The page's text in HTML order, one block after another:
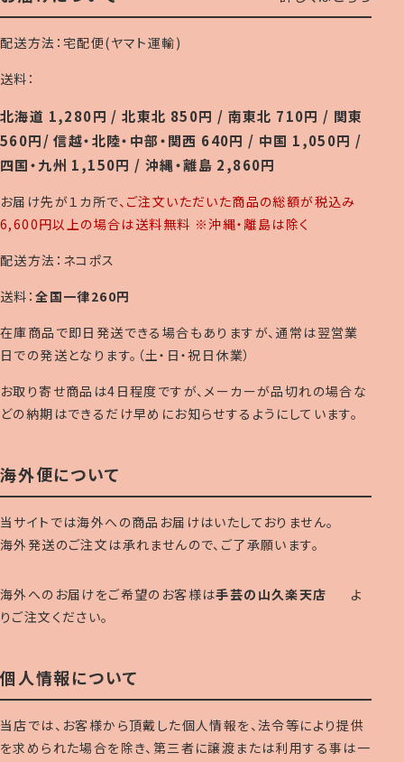
配送方法：宅配便(ヤマト運輸)
送料：
北海道 1,280円 / 北東北 850円 / 南東北 710円 / 関東
560円/ 信越・北陸・中部・関西 640円 / 中国 1,050円 /
四国・九州 1,150円 / 沖縄・離島 2,860円
お届け先が１カ所で、ご注文いただいた商品の総額が税込み
6,600円以上の場合は送料無料 ※沖縄・離島は除く
配送方法：ネコポス
送料：全国一律260円
在庫商品で即日発送できる場合もありますが、通常は翌営業
日での発送となります。（土・日・祝日休業）
お取り寄せ商品は4日程度ですが、メーカーが品切れの場合な
どの納期はできるだけ早めにお知らせするようにしています。
海外便について
当サイトでは海外への商品お届けはいたしておりません。
海外発送のご注文は承れませんので、ご了承願います。
海外へのお届けをご希望のお客様は手芸の山久楽天店
よ
りご注文ください。
個人情報について
当店では、お客様から頂戴した個人情報を、法令等により提供
を求められた場合を除き、第三者に譲渡または利用する事は一